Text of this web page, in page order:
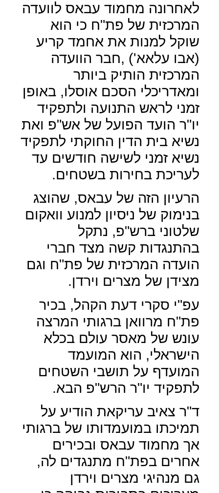
לאחרונה מחמוד עבאס לוועדה
המרכזית של פת"ח כי הוא
שוקל למנות את אחמד קריע
(אבו עלאא') ,חבר הוועדה
המרכזית הותיק ביותר
ומאדריכלי הסכם אוסלו, באופן
זמני לראש התנועה ולתפקיד
יו"ר הועד הפועל של אש"פ ואת
נשיא בית הדין החוקתי לתפקיד
נשיא זמני לשישה חודשים עד
לעריכת בחירות בשטחים.
הרעיון הזה של עבאס, שהוצג
בנימוק של ניסיון למנוע וואקום
שלטוני ברש"פ, נתקל
בהתנגדות קשה מצד חברי
הועדה המרכזית של פת"ח וגם
מצידן של מצרים וירדן.
עפ"י סקרי דעת הקהל, בכיר
פת"ח מרוואן ברגותי המרצה
עונש של מאסר עולם בכלא
הישראלי, הוא המועמד
המועדף על תושבי השטחים
לתפקיד יו"ר הרש"פ הבא.
ד"ר צאיב עריקאת הודיע על
תמיכתו במועמדותו של ברגותי
אך מחמוד עבאס ובכירים
אחרים בפת"ח מתנגדים לה,
גם מנהיגי מצרים וירדן